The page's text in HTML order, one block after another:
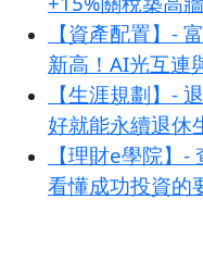
【資產配置】-
新高！AI光互連
【生涯規劃】-
好就能永續退休
【理財e學院】-
看懂成功投資的